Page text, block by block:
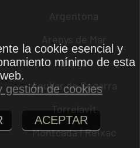
Argentona
Arenys de Mar
Berga
Aguilar de Segarra
Torrelavit
Montcada i Reixac
la cookie esencial y
mínimo de esta
web.
gestión de cookies
ACEPTAR